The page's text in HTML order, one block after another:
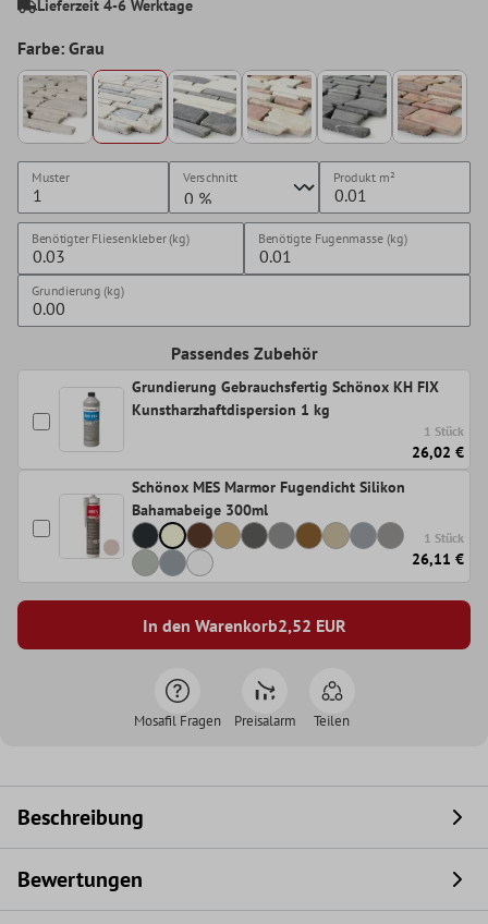
Lieferzeit 4-6 Werktage
Farbe: Grau
Muster Verschnitt Produkt m²
Benötigter Fliesenkleber (kg) Benötigte Fugenmasse (kg)
Grundierung (kg)
Passendes Zubehör
Grundierung Gebrauchsfertig Schönox KH FIX
Kunstharzhaftdispersion 1 kg
1 Stück
26,02 €
Schönox MES Marmor Fugendicht Silikon
Bahamabeige 300ml
1 Stück
26,11 €
In den Warenkorb2,52 EUR
Mosafil Fragen Preisalarm Teilen
Beschreibung
Bewertungen